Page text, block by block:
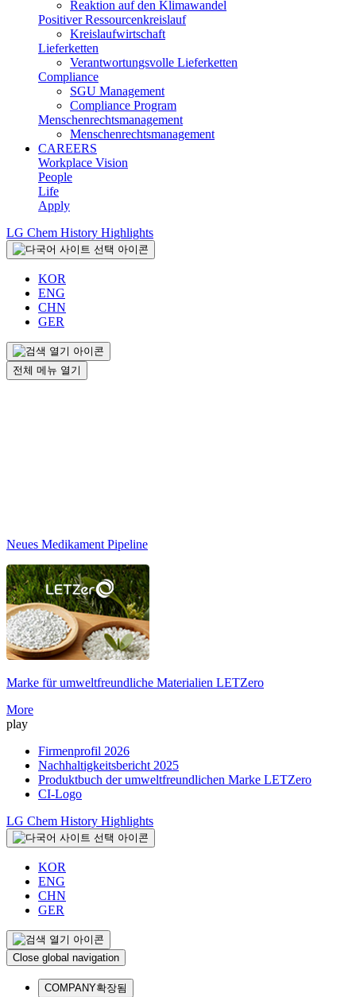
Reaktion auf den Klimawandel
Positiver Ressourcenkreislauf
Kreislaufwirtschaft
Lieferketten
Verantwortungsvolle Lieferketten
Compliance
SGU Management
Compliance Program
Menschenrechtsmanagement
Menschenrechtsmanagement
CAREERS
Workplace Vision
People
Life
Apply
LG Chem History Highlights
KOR
ENG
CHN
GER
전체 메뉴 열기
Neues Medikament Pipeline
Marke für umweltfreundliche Materialien LETZero
More
play
Firmenprofil 2026
Nachhaltigkeitsbericht 2025
Produktbuch der umweltfreundlichen Marke LETZero
CI-Logo
LG Chem History Highlights
KOR
ENG
CHN
GER
Close global navigation
COMPANY확장됨